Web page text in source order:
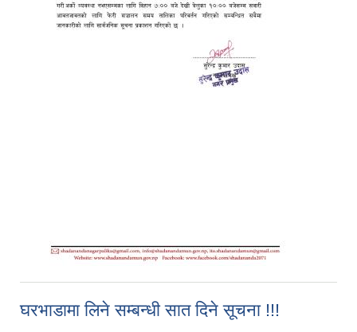
घरभाडामा लिने सम्बन्धी सात दिने सूचना !!!